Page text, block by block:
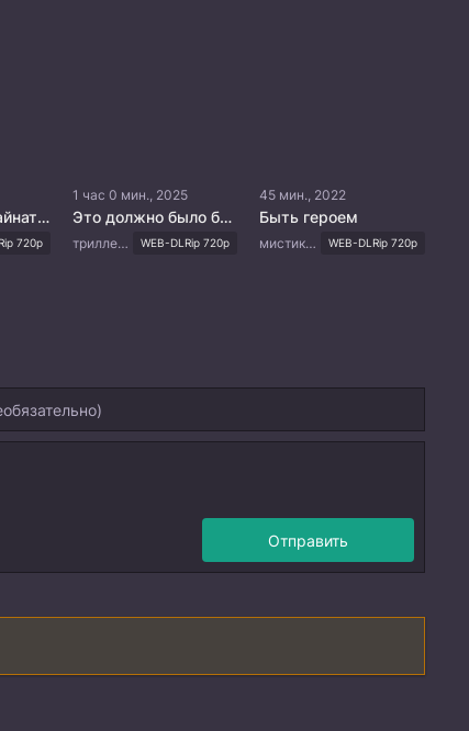
Детектив из Чайнатауна
720p
1 час 0 мин., 2025
Это должно было быть похищение
триллер, мистика, драма, сверхъестественное WEB-DLRip 720p
45 мин., 2022
Быть героем
мистика, криминал, драма WEB-DLRip 720p
Отправить